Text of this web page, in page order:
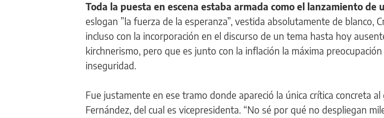
Toda la puesta en escena estaba armada como el lanzamiento de
eslogan ”la fuerza de la esperanza”, vestida absolutamente de blanco,
incluso con la incorporación en el discurso de un tema hasta hoy
kirchnerismo, pero que es junto con la inflación la máxima
inseguridad.
Fue justamente en ese tramo donde apareció la única crítica concreta
Fernández, del cual es vicepresidenta. “No sé por qué no despliegan